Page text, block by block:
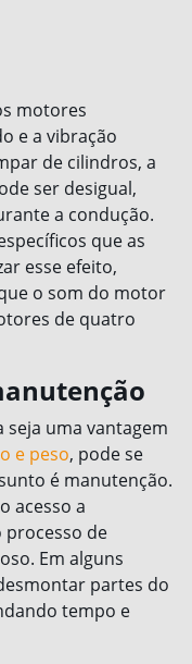
motores
e a vibração
de cilindros, a
ser desigual,
a condução.
que as
esse efeito,
o som do motor
de quatro
uma vantagem
e peso, pode se
é manutenção.
acesso a
de
Em alguns
partes do
tempo e